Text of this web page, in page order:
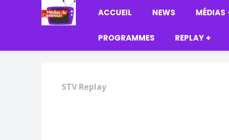
ACCUEIL NEWS MÉDIAS
PROGRAMMES REPLAY
STV Replay